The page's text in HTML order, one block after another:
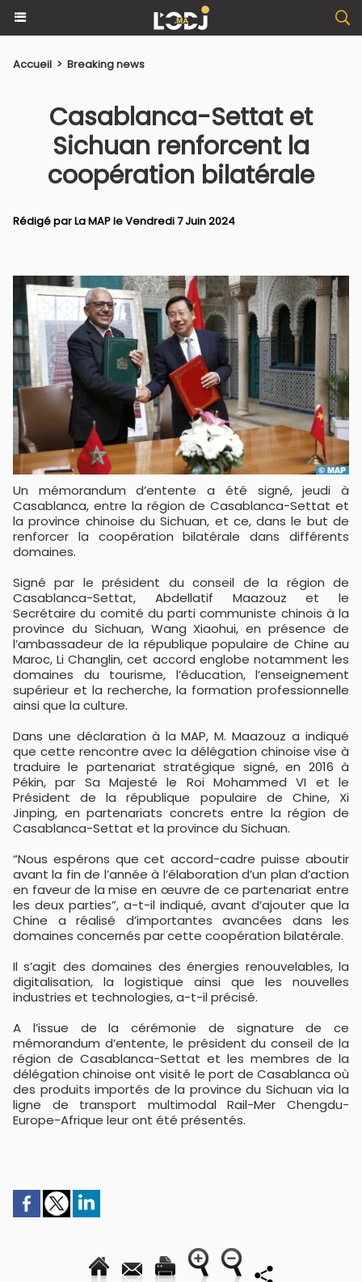
Accueil > Breaking news
Casablanca-Settat et
Sichuan renforcent la
coopération bilatérale
Rédigé par La MAP le Vendredi 7 Juin 2024
Un mémorandum d’entente a été signé, jeudi à
Casablanca, entre la région de Casablanca-Settat et
la province chinoise du Sichuan, et ce, dans le but de
renforcer la coopération bilatérale dans différents
domaines.
Signé par le président du conseil de la région de
Casablanca-Settat, Abdellatif Maazouz et le
Secrétaire du comité du parti communiste chinois à la
province du Sichuan, Wang Xiaohui, en présence de
l’ambassadeur de la république populaire de Chine au
Maroc, Li Changlin, cet accord englobe notamment les
domaines du tourisme, l’éducation, l’enseignement
supérieur et la recherche, la formation professionnelle
ainsi que la culture.
Dans une déclaration à la MAP, M. Maazouz a indiqué
que cette rencontre avec la délégation chinoise vise à
traduire le partenariat stratégique signé, en 2016 à
Pékin, par Sa Majesté le Roi Mohammed VI et le
Président de la république populaire de Chine, Xi
Jinping, en partenariats concrets entre la région de
Casablanca-Settat et la province du Sichuan.
“Nous espérons que cet accord-cadre puisse aboutir
avant la fin de l’année à l’élaboration d’un plan d’action
en faveur de la mise en œuvre de ce partenariat entre
les deux parties”, a-t-il indiqué, avant d’ajouter que la
Chine a réalisé d’importantes avancées dans les
domaines concernés par cette coopération bilatérale.
Il s’agit des domaines des énergies renouvelables, la
digitalisation, la logistique ainsi que les nouvelles
industries et technologies, a-t-il précisé.
A l’issue de la cérémonie de signature de ce
mémorandum d’entente, le président du conseil de la
région de Casablanca-Settat et les membres de la
délégation chinoise ont visité le port de Casablanca où
des produits importés de la province du Sichuan via la
ligne de transport multimodal Rail-Mer Chengdu-
Europe-Afrique leur ont été présentés.